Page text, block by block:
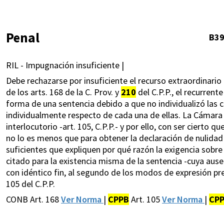
Penal
RIL - Impugnación insuficiente |
Debe rechazarse por insuficiente el recurso
de los arts. 168 de la C. Prov. y 210 del C.P.P., el
forma de una sentencia debido a que no individualizó
individualmente respecto de cada una de ellas. La
interlocutorio -art. 105, C.P.P.- y por ello, con ser cierto
no lo es menos que para obtener la declaración de
suficientes que expliquen por qué razón la exigencia
citado para la existencia misma de la sentencia -cuya
con idéntico fin, al segundo de los modos de expresión
105 del C.P.P.
CONB Art. 168Ver Norma | CPPB Art. 105Ver Norma |